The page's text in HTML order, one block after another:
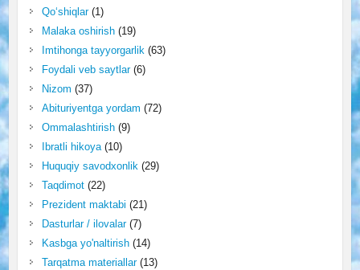
Qo‘shiqlar(1)
Malaka oshirish(19)
Imtihonga tayyorgarlik(63)
Foydali veb saytlar(6)
Nizom (37)
Abituriyentga yordam (72)
Ommalashtirish(9)
Ibratli hikoya(10)
Huquqiy savodxonlik(29)
Taqdimot(22)
Prezident maktabi (21)
Dasturlar / ilovalar(7)
Kasbga yo'naltirish(14)
Tarqatma materiallar(13)